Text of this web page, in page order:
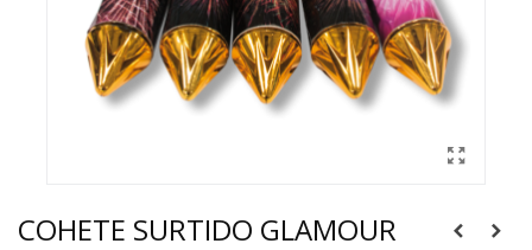
COHETE SURTIDO GLAMOUR